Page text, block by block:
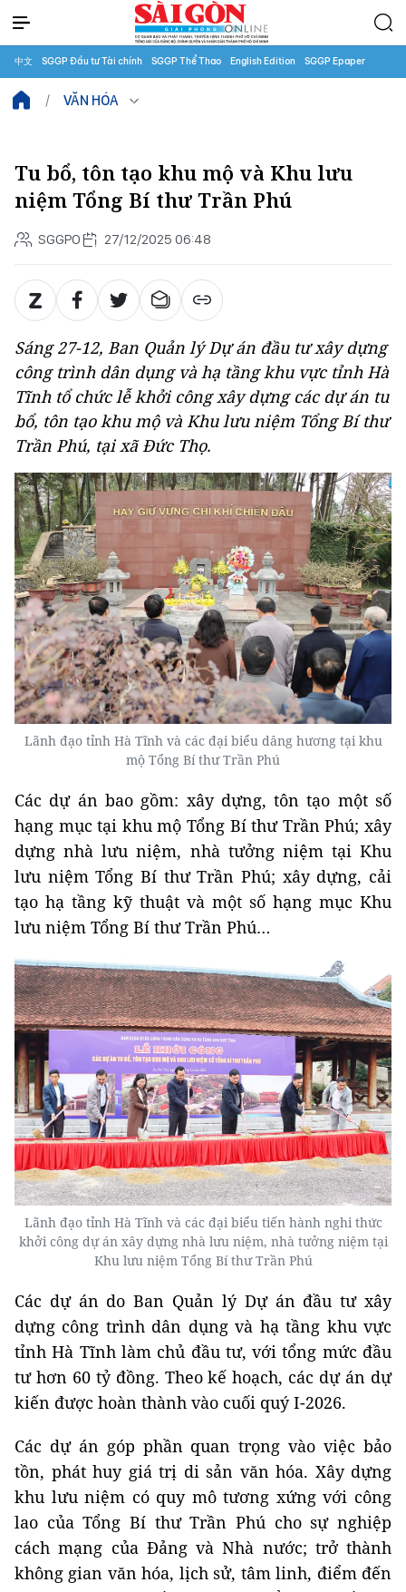
中文 SGGP Đầu tư Tài chính SGGP Thể Thao English Edition SGGP Epaper
VĂN HÓA
Tu bổ, tôn tạo khu mộ và Khu lưu
niệm Tổng Bí thư Trần Phú
SGGPO 27/12/2025 06:48
Sáng 27-12, Ban Quản lý Dự án đầu tư xây dựng
công trình dân dụng và hạ tầng khu vực tỉnh Hà
Tĩnh tổ chức lễ khởi công xây dựng các dự án tu
bổ, tôn tạo khu mộ và Khu lưu niệm Tổng Bí thư
Trần Phú, tại xã Đức Thọ.
Lãnh đạo tỉnh Hà Tĩnh và các đại biểu dâng hương tại khu
mộ Tổng Bí thư Trần Phú
Các dự án bao gồm: xây dựng, tôn tạo một số
hạng mục tại khu mộ Tổng Bí thư Trần Phú; xây
dựng nhà lưu niệm, nhà tưởng niệm tại Khu
lưu niệm Tổng Bí thư Trần Phú; xây dựng, cải
tạo hạ tầng kỹ thuật và một số hạng mục Khu
lưu niệm Tổng Bí thư Trần Phú…
Lãnh đạo tỉnh Hà Tĩnh và các đại biểu tiến hành nghi thức
khởi công dự án xây dựng nhà lưu niệm, nhà tưởng niệm tại
Khu lưu niệm Tổng Bí thư Trần Phú
Các dự án do Ban Quản lý Dự án đầu tư xây
dựng công trình dân dụng và hạ tầng khu vực
tỉnh Hà Tĩnh làm chủ đầu tư, với tổng mức đầu
tư hơn 60 tỷ đồng. Theo kế hoạch, các dự án dự
kiến được hoàn thành vào cuối quý I-2026.
Các dự án góp phần quan trọng vào việc bảo
tồn, phát huy giá trị di sản văn hóa. Xây dựng
khu lưu niệm có quy mô tương xứng với công
lao của Tổng Bí thư Trần Phú cho sự nghiệp
cách mạng của Đảng và Nhà nước; trở thành
không gian văn hóa, lịch sử, tâm linh, điểm đến